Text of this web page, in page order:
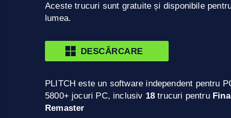
Aceste trucuri sunt gratuite și disponibile
lumea.
DESCĂRCARE
PLITCH este un software independent pentru
5800+ jocuri PC, inclusiv 18 trucuri pentru
Remaster